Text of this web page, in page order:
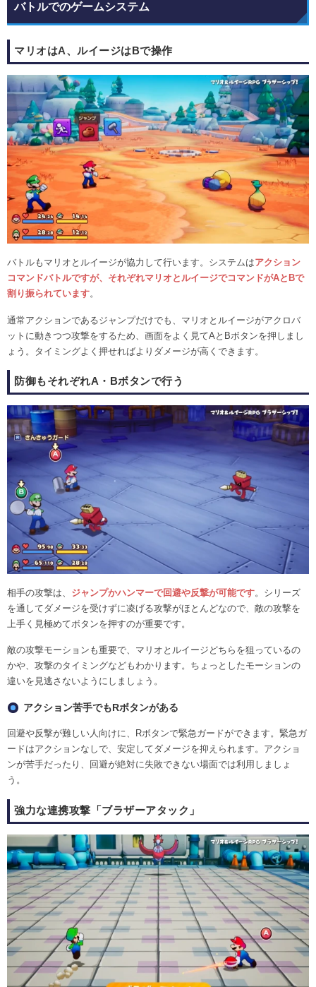
バトルでのゲームシステム
マリオはA、ルイージはBで操作
バトルもマリオとルイージが協力して行います。システムはアクション
コマンドバトルですが、それぞれマリオとルイージでコマンドがAとBで
割り振られています。
通常アクションであるジャンプだけでも、マリオとルイージがアクロバ
ットに動きつつ攻撃をするため、画面をよく見てAとBボタンを押しまし
ょう。タイミングよく押せればよりダメージが高くできます。
防御もそれぞれA・Bボタンで行う
相手の攻撃は、 ジャンプかハンマーで回避や反撃が可能です。シリーズ
を通してダメージを受けずに凌げる攻撃がほとんどなので、敵の攻撃を
上手く見極めてボタンを押すのが重要です。
敵の攻撃モーションも重要で、マリオとルイージどちらを狙っているの
かや、攻撃のタイミングなどもわかります。ちょっとしたモーションの
違いを見逃さないようにしましょう。
アクション苦手でもRボタンがある
回避や反撃が難しい人向けに、Rボタンで緊急ガードができます。緊急ガ
ードはアクションなしで、安定してダメージを抑えられます。アクショ
ンが苦手だったり、回避が絶対に失敗できない場面では利用しましょ
う。
強力な連携攻撃「ブラザーアタック」